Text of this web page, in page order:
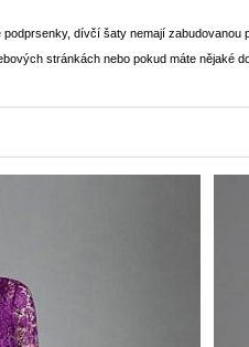
dívčí šaty nemají
stránkách nebo pokud máte nějaké